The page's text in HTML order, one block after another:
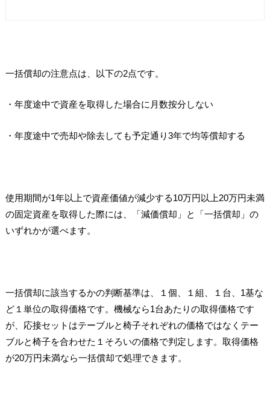
一括償却の注意点は、以下の2点です。
・年度途中で資産を取得した場合に月数按分しない
・年度途中で売却や除去しても予定通り3年で均等償却する
使用期間が1年以上で資産価値が減少する10万円以上20万円未満
の固定資産を取得した際には、「減価償却」と「一括償却」の
いずれかが選べます。
一括償却に該当するかの判断基準は、１個、１組、１台、1基な
ど１単位の取得価格です。機械なら1台あたりの取得価格です
が、応接セットはテーブルと椅子それぞれの価格ではなくテー
ブルと椅子を合わせた１そろいの価格で判定します。取得価格
が20万円未満なら一括償却で処理できます。